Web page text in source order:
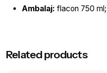
Ambalaj: flacon 750
Aromă
Related products